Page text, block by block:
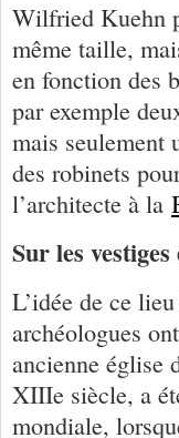
Wilfried Kuehn
même taille,
en fonction des
par exemple
mais seulement
des robinets
l’architecte à la
Sur les
L’idée de ce
archéologues
ancienne église
XIIIe siècle, a
mondiale,